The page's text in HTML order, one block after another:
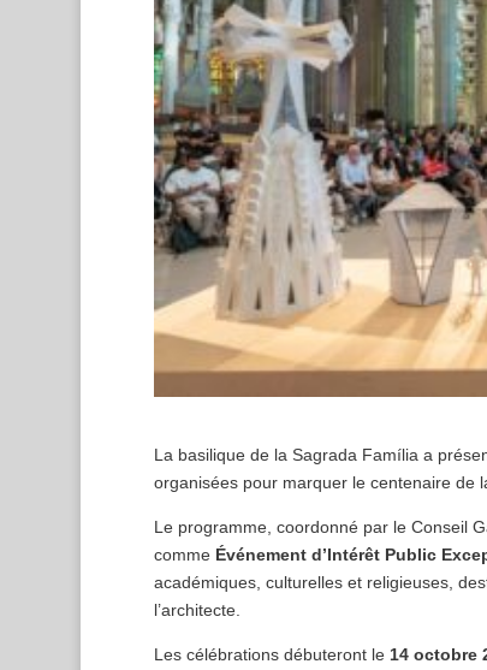
La basilique de la Sagrada Família a
organisées pour marquer le centenaire de
Le programme, coordonné par le Conseil
comme Événement d’Intérêt Public
académiques, culturelles et religieuses,
l’architecte.
Les célébrations débuteront le 14 octobre